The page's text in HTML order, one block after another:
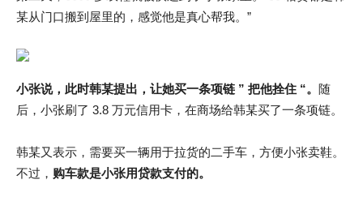
某从门口搬到屋里的，感觉他是真心帮我。”
小张说，此时韩某提出，让她买一条项链 ” 把他拴住 “。 随
后，小张刷了 3.8 万元信用卡，在商场给韩某买了一条项链。
韩某又表示，需要买一辆用于拉货的二手车，方便小张卖鞋。
不过， 购车款是小张用贷款支付的。